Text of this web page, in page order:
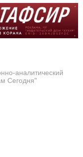
аналитический
Сегодня"